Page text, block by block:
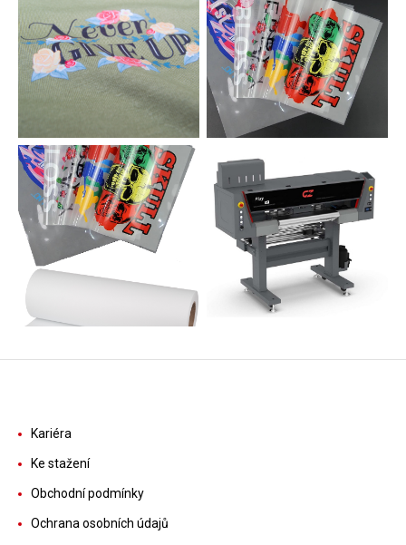
Kariéra
Ke stažení
Obchodní podmínky
Ochrana osobních údajů